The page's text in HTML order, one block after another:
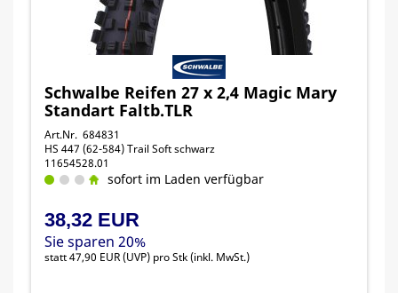
Schwalbe Reifen 27 x 2,4 Magic Mary
Standart Faltb.TLR
Art.Nr. 684831
HS 447 (62-584) Trail Soft schwarz
11654528.01
sofort im Laden verfügbar
38,32 EUR
Sie sparen 20%
statt47,90 EUR(UVP) pro Stk (inkl. MwSt.)